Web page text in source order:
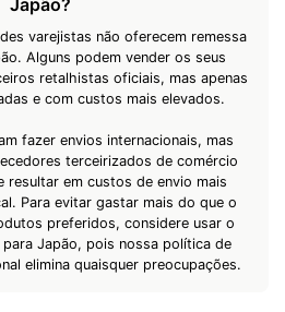
Japão?
varejistas não oferecem remessa
Alguns podem vender os seus
retalhistas oficiais, mas apenas
e com custos mais elevados.
fazer envios internacionais, mas
terceirizados de comércio
resultar em custos de envio mais
Para evitar gastar mais do que o
preferidos, considere usar o
Japão, pois nossa política de
elimina quaisquer preocupações.